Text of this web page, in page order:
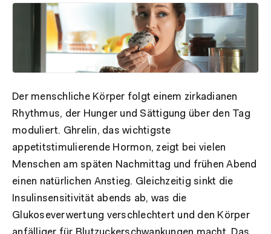
Der menschliche Körper folgt einem zirkadianen
Rhythmus, der Hunger und Sättigung über den Tag
moduliert. Ghrelin, das wichtigste
appetitstimulierende Hormon, zeigt bei vielen
Menschen am späten Nachmittag und frühen Abend
einen natürlichen Anstieg. Gleichzeitig sinkt die
Insulinsensitivität abends ab, was die
Glukoseverwertung verschlechtert und den Körper